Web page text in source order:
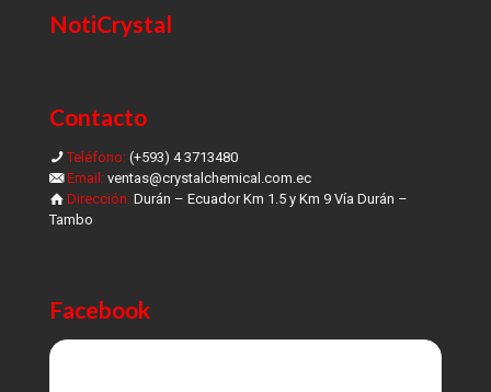
NotiCrystal
Contacto
Teléfono: (+593) 4 3713480
Email: ventas@crystalchemical.com.ec
Dirección: Durán – Ecuador Km 1.5 y Km 9 Vía Durán –
Tambo
Facebook